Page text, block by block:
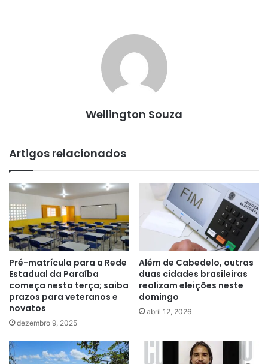
Wellington Souza
Artigos relacionados
Pré-matrícula para a Rede
Estadual da Paraíba
começa nesta terça; saiba
prazos para veteranos e
novatos
dezembro 9, 2025
Além de Cabedelo, outras
duas cidades brasileiras
realizam eleições neste
domingo
abril 12, 2026